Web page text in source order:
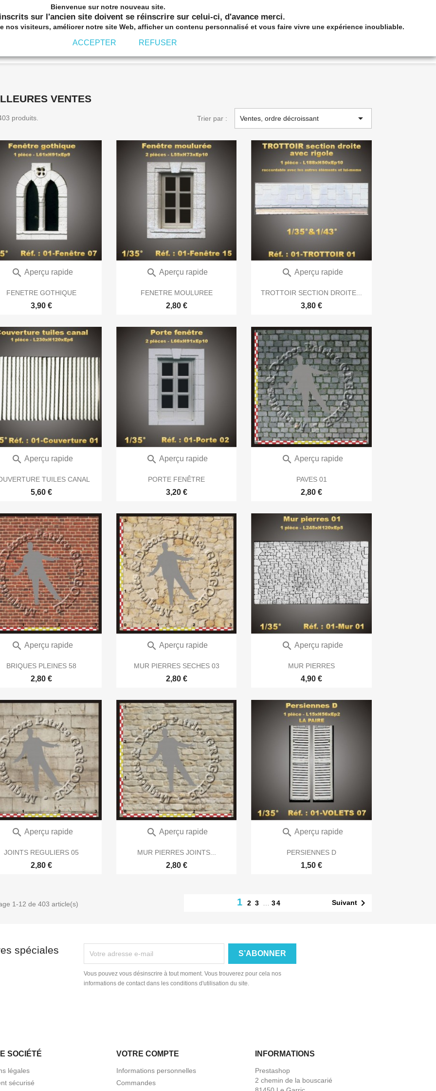
 Connexion
RUES DE PAPIER PIERRES DE PAPIER
VENTES
produits. Trier par : Ventes, ordre décroissant 
FENETRE GOTHIQUE
3,90 €
 Aperçu rapide
FENETRE MOULUREE
2,80 €
 Aperçu rapide
TROTTOIR SECTION DROITE...
3,80 €
 Aperçu rapide
TUILES CANAL
5,60 €
 Aperçu rapide
PORTE FENÊTRE
3,20 €
 Aperçu rapide
PAVES 01
2,80 €
 Aperçu rapide
BRIQUES PLEINES 58
2,80 €
 Aperçu rapide
MUR PIERRES SECHES 03
2,80 €
 Aperçu rapide
MUR PIERRES
4,90 €
 Aperçu rapide
JOINTS REGULIERS 05
2,80 €
 Aperçu rapide
MUR PIERRES JOINTS...
2,80 €
 Aperçu rapide
PERSIENNES D
1,50 €
 Aperçu rapide
1-12 de 403 article(s) 123 34 Suivant
spéciales
Vous pouvez vous désinscrire à tout moment. Vous trouverez pour cela nos
informations de contact dans les conditions d'utilisation du site.
SOCIÉTÉ
légales
sécurisé
VOTRE COMPTE
Informations personnelles
Commandes
INFORMATIONS
Prestashop
2 chemin de la bouscarié
Bienvenue sur notre nouveau site.
sur l'ancien site doivent se réinscrire sur celui-ci, d'avance merci.
visiteurs, améliorer notre site Web, afficher un contenu personnalisé et vous faire vivre une expérience inoubliable.
ACCEPTER REFUSER